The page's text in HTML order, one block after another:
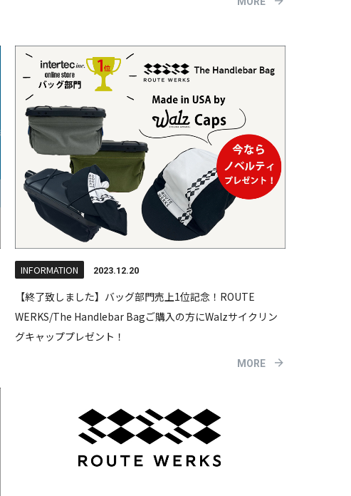
INFORMATION 2023.12.20
【終了致しました】バッグ部門売上1位記念！ROUTE
WERKS/The Handlebar Bagご購入の方にWalzサイクリン
グキャッププレゼント！
MORE